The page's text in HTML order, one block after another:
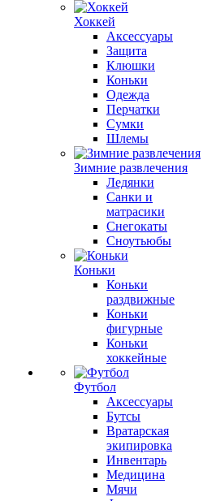
Хоккей
Аксессуары
Защита
Клюшки
Коньки
Одежда
Перчатки
Сумки
Шлемы
Зимние развлечения
Ледянки
Санки и
матрасики
Снегокаты
Сноутьюбы
Коньки
Коньки
раздвижные
Коньки
фигурные
Коньки
хоккейные
Футбол
Аксессуары
Бутсы
Вратарская
экипировка
Инвентарь
Медицина
Мячи